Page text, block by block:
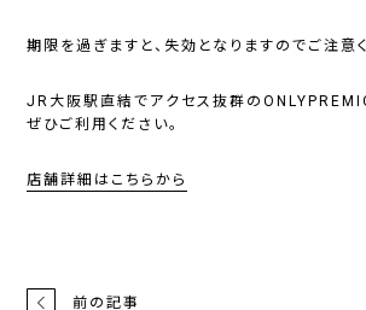
期限を過ぎますと、失効となりますのでご注意く
JR大阪駅直結でアクセス抜群の
ぜひご利用ください。
店舗詳細はこちらから
前の記事